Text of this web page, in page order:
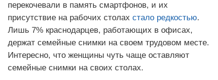
перекочевали в память смартфонов, и их
присутствие на рабочих столах стало редкостью.
Лишь 7% краснодарцев, работающих в офисах,
держат семейные снимки на своем трудовом месте.
Интересно, что женщины чуть чаще оставляют
семейные снимки на своих столах.